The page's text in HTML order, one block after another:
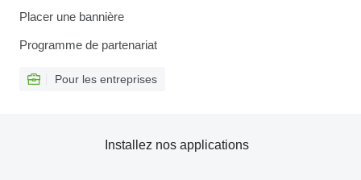
Placer une bannière
Programme de partenariat
Pour les entreprises
Installez nos applications